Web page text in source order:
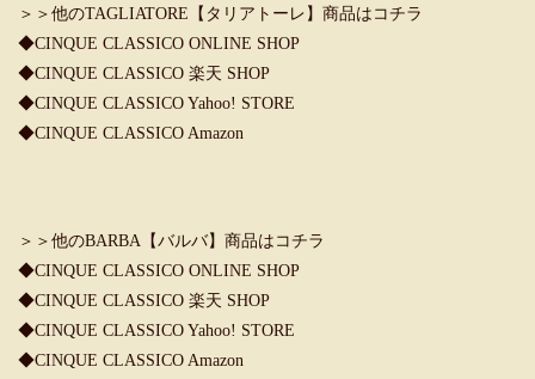
＞＞他のTAGLIATORE【タリアトーレ】商品はコチラ
◆CINQUE CLASSICO ONLINE SHOP
◆CINQUE CLASSICO 楽天 SHOP
◆CINQUE CLASSICO Yahoo! STORE
◆CINQUE CLASSICO Amazon
＞＞他のBARBA【バルバ】商品はコチラ
◆CINQUE CLASSICO ONLINE SHOP
◆CINQUE CLASSICO 楽天 SHOP
◆CINQUE CLASSICO Yahoo! STORE
◆CINQUE CLASSICO Amazon